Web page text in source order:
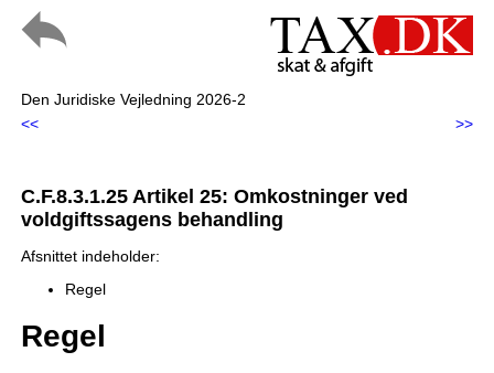
Den Juridiske Vejledning 2026-2
<<
>>
C.F.8.3.1.25 Artikel 25: Omkostninger ved
voldgiftssagens behandling
Afsnittet indeholder:
Regel
Regel